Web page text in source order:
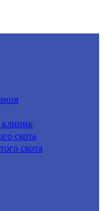
клиник
скота
скота